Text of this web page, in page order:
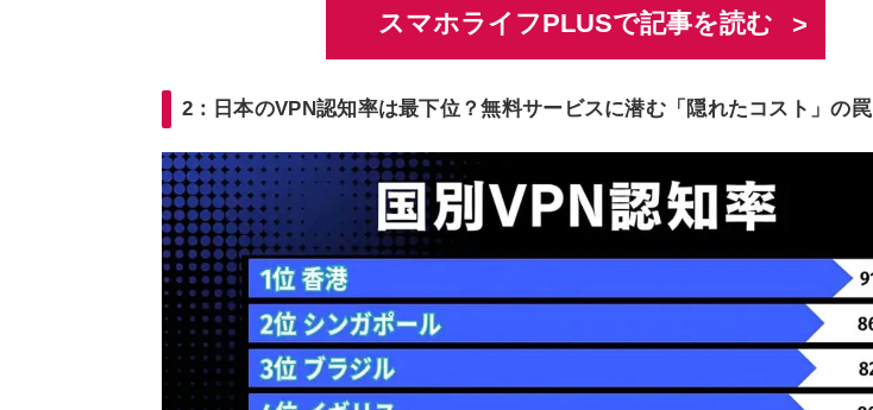
スマホライフPLUSで記事を読む
2：日本のVPN認知率は最下位？無料サービスに潜む「隠れたコスト」の罠